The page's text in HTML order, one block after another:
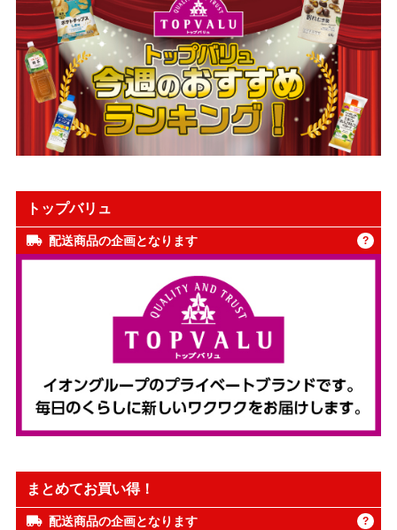
トップバリュ
配送商品の企画となります ?
まとめてお買い得！
配送商品の企画となります ?